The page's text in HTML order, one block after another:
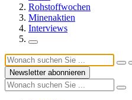
Rohstoffwochen
Minenaktien
Interviews
Newsletter abonnieren